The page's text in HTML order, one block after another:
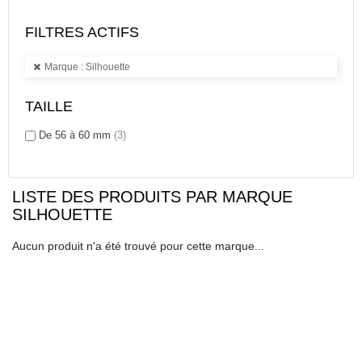
FILTRES ACTIFS
Marque : Silhouette
TAILLE
De 56 à 60 mm (3)
LISTE DES PRODUITS PAR MARQUE
SILHOUETTE
Aucun produit n'a été trouvé pour cette marque...